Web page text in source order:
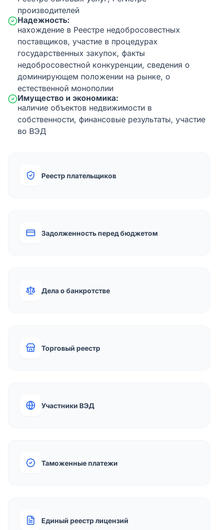
производителей
Надежность:
нахождение в Реестре недобросовестных
поставщиков, участие в процедурах
государственных закупок, факты
недобросовестной конкуренции, сведения о
доминирующем положении на рынке, о
естественной монополии
Имущество и экономика:
наличие объектов недвижимости в
собственности, финансовые результаты, участие
во ВЭД
Реестр плательщиков
Задолженность перед бюджетом
Дела о банкротстве
Торговый реестр
Участники ВЭД
Таможенные платежи
Единый реестр лицензий